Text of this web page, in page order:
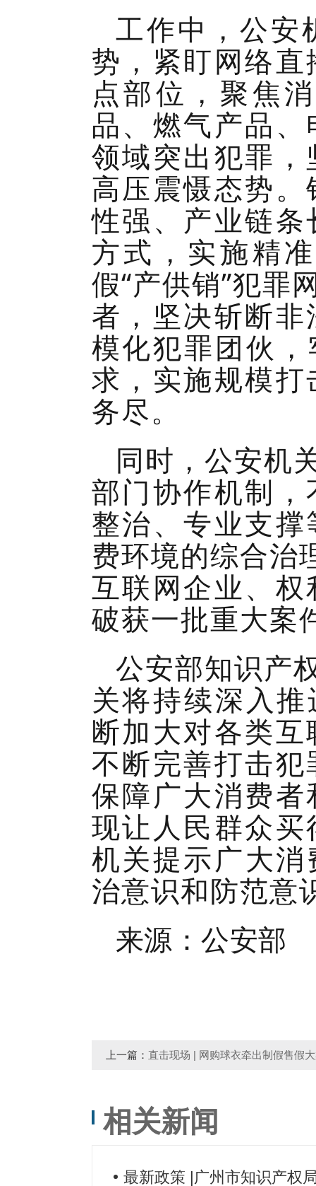
工作中，公安
势，紧盯网络
点部位，聚焦
品、燃气产品
领域突出犯罪
高压震慑态势
性强、产业链
方式，实施精
假“产供销”犯罪
者，坚决斩断
模化犯罪团伙
求，实施规模
务尽。
同时，公安机
部门协作机制
整治、专业支
费环境的综合治
互联网企业、
破获一批重大案
公安部知识产
关将持续深入推
断加大对各类
不断完善打击
保障广大消费
现让人民群众
机关提示广大
治意识和防范意
来源：公安部
上一篇： 直击现场 | 网购球衣牵出制假售假
相关新闻
最新政策 |广州市知识产权